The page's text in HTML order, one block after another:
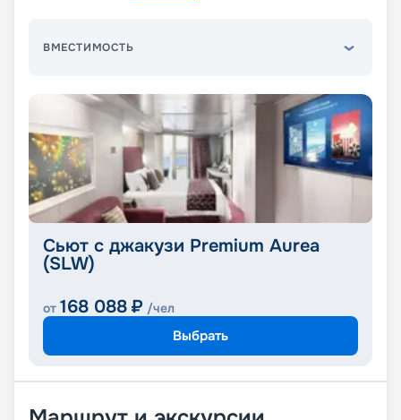
ВМЕСТИМОСТЬ
Сьют с джакузи Premium Aurea
(SLW)
от 168 088 ₽ /чел
Выбрать